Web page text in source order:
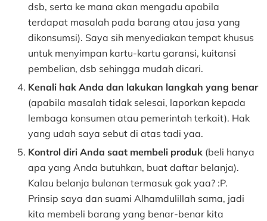
dsb, serta ke mana akan mengadu apabila
terdapat masalah pada barang atau jasa yang
dikonsumsi). Saya sih menyediakan tempat khusus
untuk menyimpan kartu-kartu garansi, kuitansi
pembelian, dsb sehingga mudah dicari.
Kenali hak Anda dan lakukan langkah yang benar
(apabila masalah tidak selesai, laporkan kepada
lembaga konsumen atau pemerintah terkait). Hak
yang udah saya sebut di atas tadi yaa.
Kontrol diri Anda saat membeli produk (beli hanya
apa yang Anda butuhkan, buat daftar belanja).
Kalau belanja bulanan termasuk gak yaa? :P.
Prinsip saya dan suami Alhamdulillah sama, jadi
kita membeli barang yang benar-benar kita